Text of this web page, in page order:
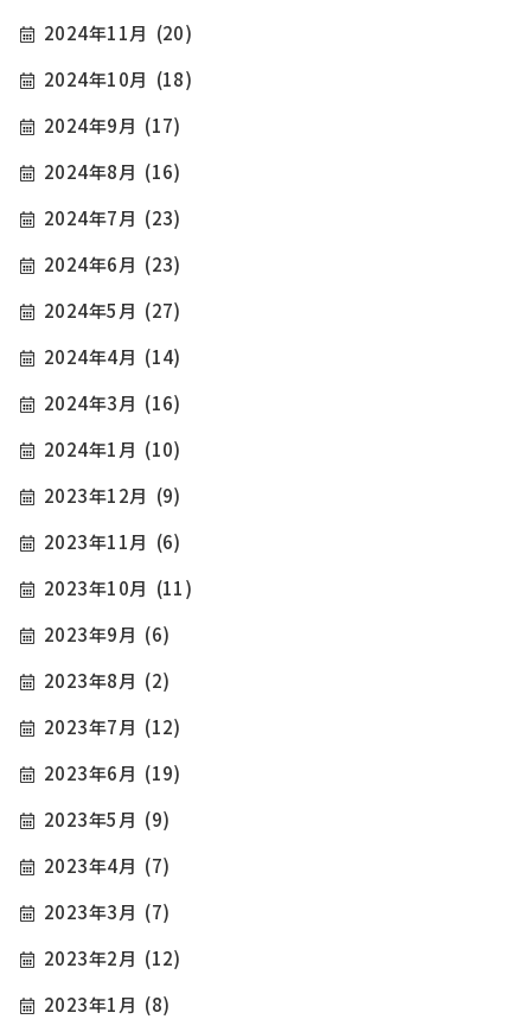
2024年11月 (20)
2024年10月 (18)
2024年9月 (17)
2024年8月 (16)
2024年7月 (23)
2024年6月 (23)
2024年5月 (27)
2024年4月 (14)
2024年3月 (16)
2024年1月 (10)
2023年12月 (9)
2023年11月 (6)
2023年10月 (11)
2023年9月 (6)
2023年8月 (2)
2023年7月 (12)
2023年6月 (19)
2023年5月 (9)
2023年4月 (7)
2023年3月 (7)
2023年2月 (12)
2023年1月 (8)